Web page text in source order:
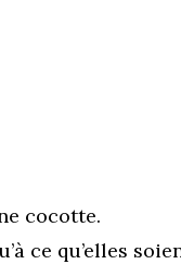
cocotte.
ce qu’elles